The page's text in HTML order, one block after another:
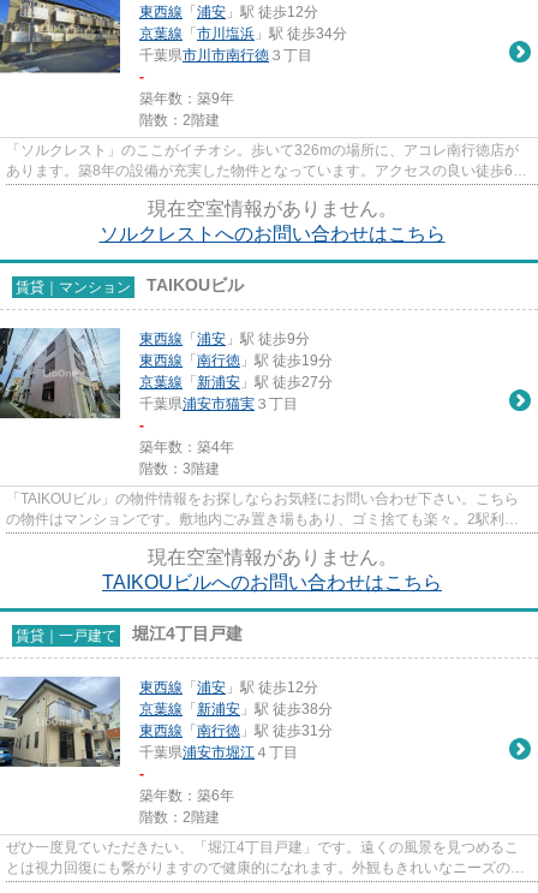
東西線 「 浦安 」駅 徒歩12分
京葉線 「 市川塩浜 」駅 徒歩34分
千葉県市川市南行徳 ３丁目
-
築年数：築9年
階数：2階建
「ソルクレスト」のここがイチオシ。歩いて326mの場所に、アコレ南行徳店が
あります。築8年の設備が充実した物件となっています。アクセスの良い徒歩6分
現在空室情報がありません。
ソルクレストへのお問い合わせはこちら
賃貸｜マンション TAIKOUビル
東西線 「 浦安 」駅 徒歩9分
東西線 「 南行徳 」駅 徒歩19分
京葉線 「 新浦安 」駅 徒歩27分
千葉県浦安市猫実 ３丁目
-
築年数：築4年
階数：3階建
「TAIKOUビル」の物件情報をお探しならお気軽にお問い合わせ下さい。こちら
の物件はマンションです。敷地内ごみ置き場もあり、ゴミ捨ても楽々。2駅利用
現在空室情報がありません。
TAIKOUビルへのお問い合わせはこちら
賃貸｜一戸建て 堀江4丁目戸建
東西線 「 浦安 」駅 徒歩12分
京葉線 「 新浦安 」駅 徒歩38分
東西線 「 南行徳 」駅 徒歩31分
千葉県浦安市堀江 ４丁目
-
築年数：築6年
階数：2階建
ぜひ一度見ていただきたい、「堀江4丁目戸建」です。遠くの風景を見つめるこ
とは視力回復にも繋がりますので健康的になれます。外観もきれいなニーズの高